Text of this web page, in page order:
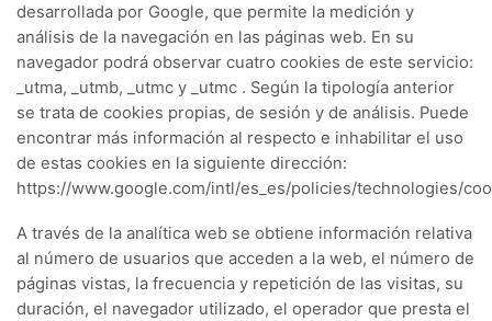
desarrollada por Google, que permite la medición y
análisis de la navegación en las páginas web. En su
navegador podrá observar cuatro cookies de este servicio:
_utma, _utmb, _utmc y _utmc . Según la tipología anterior
se trata de cookies propias, de sesión y de análisis. Puede
encontrar más información al respecto e inhabilitar el uso
de estas cookies en la siguiente dirección:
https://www.google.com/intl/es_es/policies/technologies/
A través de la analítica web se obtiene información relativa
al número de usuarios que acceden a la web, el número de
páginas vistas, la frecuencia y repetición de las visitas, su
duración, el navegador utilizado, el operador que presta el